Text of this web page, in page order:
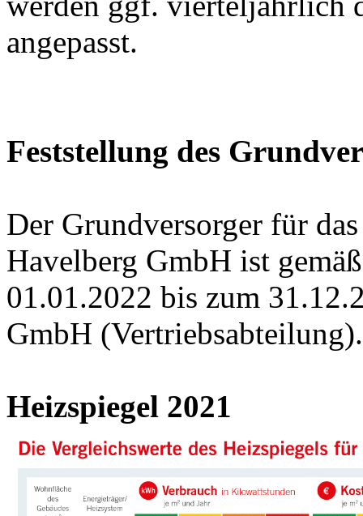
angepasst.
Feststellung des
Der Grundversorger für
Havelberg GmbH ist
01.01.2022 bis zum
GmbH (Vertriebsabteilung).
Heizspiegel 2021